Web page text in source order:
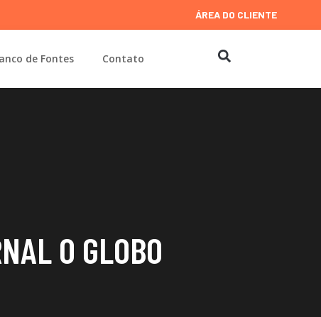
ÁREA DO CLIENTE
de Fontes Contato
O GLOBO